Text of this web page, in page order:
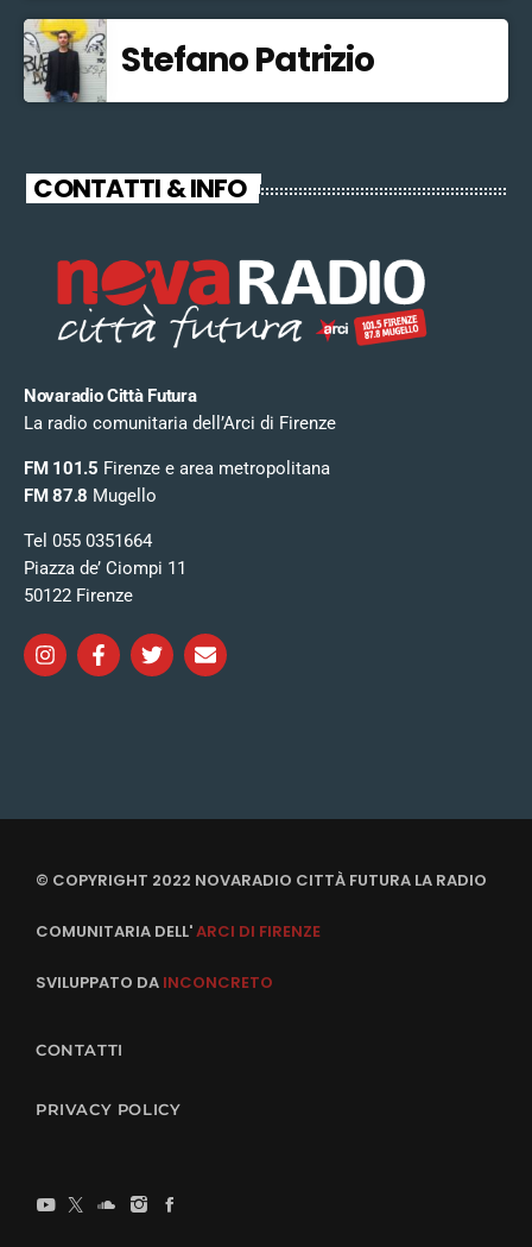
Stefano Patrizio
CONTATTI & INFO
Novaradio Città Futura
La radio comunitaria dell’Arci di Firenze
FM 101.5 Firenze e area metropolitana
FM 87.8 Mugello
Tel 055 0351664
Piazza de’ Ciompi 11
50122 Firenze
© COPYRIGHT 2022 NOVARADIO CITTÀ FUTURA LA RADIO
COMUNITARIA DELL'ARCI DI FIRENZE
SVILUPPATO DA INCONCRETO
CONTATTI
PRIVACY POLICY